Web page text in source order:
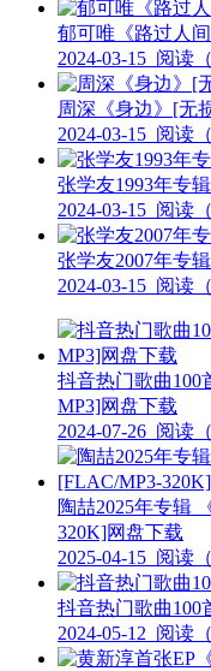
郁可唯《路过人
2024-03-15 阅读
周深《身边》[无
2024-03-15 阅读
张学友1993年专
2024-03-15 阅读
张学友2007年专
2024-03-15 阅读
抖音热门歌曲100
MP3]网盘下载
2024-07-26 阅读
陶喆2025年专辑
320K]网盘下载
2025-04-15 阅读
抖音热门歌曲100
2024-05-12 阅读